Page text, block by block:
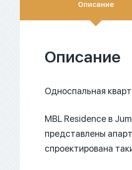
Описание
Описание
Односпальная
MBL Residence в
представлены
спроектирована